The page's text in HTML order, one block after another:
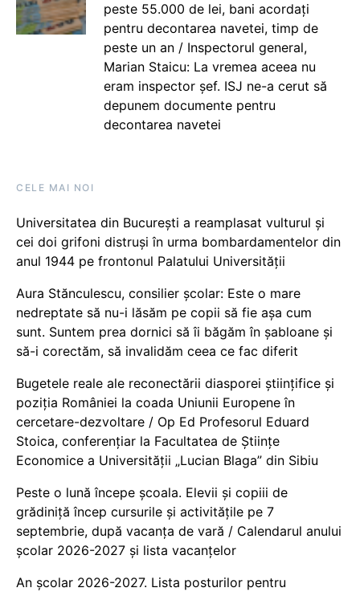
peste 55.000 de lei, bani acordați
pentru decontarea navetei, timp de
peste un an / Inspectorul general,
Marian Staicu: La vremea aceea nu
eram inspector șef. ISJ ne-a cerut să
depunem documente pentru
decontarea navetei
CELE MAI NOI
Universitatea din București a reamplasat vulturul și
cei doi grifoni distruși în urma bombardamentelor din
anul 1944 pe frontonul Palatului Universității
Aura Stănculescu, consilier școlar: Este o mare
nedreptate să nu-i lăsăm pe copii să fie așa cum
sunt. Suntem prea dornici să îi băgăm în șabloane și
să-i corectăm, să invalidăm ceea ce fac diferit
Bugetele reale ale reconectării diasporei științifice și
poziția României la coada Uniunii Europene în
cercetare-dezvoltare / Op Ed Profesorul Eduard
Stoica, conferențiar la Facultatea de Științe
Economice a Universității „Lucian Blaga” din Sibiu
Peste o lună începe școala. Elevii și copiii de
grădiniță încep cursurile și activitățile pe 7
septembrie, după vacanța de vară / Calendarul anului
școlar 2026-2027 și lista vacanțelor
An școlar 2026-2027. Lista posturilor pentru